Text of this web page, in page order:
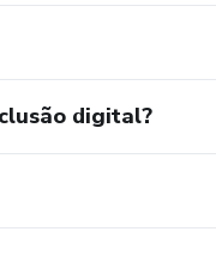
digital?